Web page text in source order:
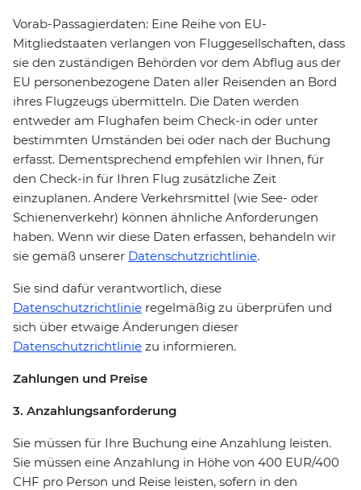
Vorab-Passagierdaten: Eine Reihe von EU-
Mitgliedstaaten verlangen von Fluggesellschaften, dass
sie den zuständigen Behörden vor dem Abflug aus der
EU personenbezogene Daten aller Reisenden an Bord
ihres Flugzeugs übermitteln. Die Daten werden
entweder am Flughafen beim Check-in oder unter
bestimmten Umständen bei oder nach der Buchung
erfasst. Dementsprechend empfehlen wir Ihnen, für
den Check-in für Ihren Flug zusätzliche Zeit
einzuplanen. Andere Verkehrsmittel (wie See- oder
Schienenverkehr) können ähnliche Anforderungen
haben. Wenn wir diese Daten erfassen, behandeln wir
sie gemäß unserer Datenschutzrichtlinie.
Sie sind dafür verantwortlich, diese
Datenschutzrichtlinie regelmäßig zu überprüfen und
sich über etwaige Änderungen dieser
Datenschutzrichtlinie zu informieren.
Zahlungen und Preise
3. Anzahlungsanforderung
Sie müssen für Ihre Buchung eine Anzahlung leisten.
Sie müssen eine Anzahlung in Höhe von 400 EUR/400
CHF pro Person und Reise leisten, sofern in den